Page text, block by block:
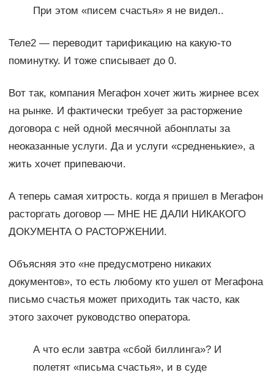
При этом «писем счастья» я не видел..
Теле2 — переводит тарификацию на какую-то
поминутку. И тоже списывает до 0.
Вот так, компания Мегафон хочет жить жирнее всех
на рынке. И фактически требует за расторжение
договора с ней одной месячной абонплаты за
неоказанные услуги. Да и услуги «средненькие», а
жить хочет припеваючи.
А теперь самая хитрость. когда я пришел в Мегафон
расторгать договор — МНЕ НЕ ДАЛИ НИКАКОГО
ДОКУМЕНТА О РАСТОРЖЕНИИ.
Объясняя это «не предусмотрено никаких
документов», то есть любому кто ушел от Мегафона
письмо счастья может приходить так часто, как
этого захочет руководство оператора.
А что если завтра «сбой биллинга»? И
полетят «письма счастья», и в суде